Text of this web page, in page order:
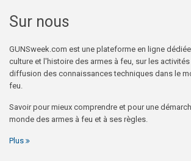
Sur nous
GUNSweek.com est une plateforme en ligne
culture et l'histoire des armes à feu, sur les activités
diffusion des connaissances techniques dans le
feu.
Savoir pour mieux comprendre et pour une
monde des armes à feu et à ses règles.
Plus